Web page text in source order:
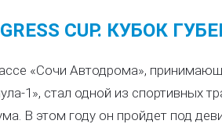
CUP. КУБОК
«Сочи Автодрома»,
1», стал одной из спортивных
В этом году он пройдет под